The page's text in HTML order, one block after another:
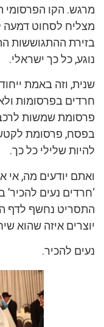
מרגש. הקו
מצליח לסחוט דמעה
בזירת ההתגוששות
נוגע, כל כך ישראלי.
שנית, וזה באמת
חרדים בפרסומות
פרסומת שמשות
בפסח, פרסומת
להיות שלילי כל כך.
ואתם יודעים מה,
‘חרדים נעים
יוצרים איזה שהוא
נעים להכיר.